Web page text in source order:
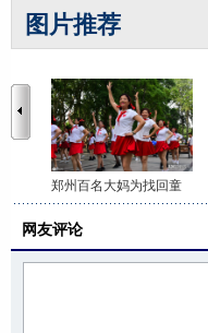
图片推荐
郑州百名大妈为找回童
网友评论